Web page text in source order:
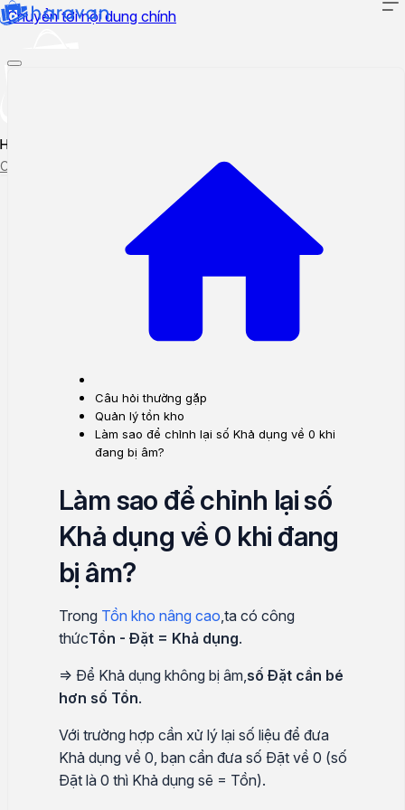
Chuyển tới nội dung chính
Hướng dẫn sử dụng
Cập nhật tính năng mới
Theo dõi ticket
Câu hỏi thường gặp
Quản lý tồn kho
Làm sao để chỉnh lại số Khả dụng về 0 khi
đang bị âm?
Làm sao để chỉnh lại số
Khả dụng về 0 khi đang
bị âm?
Trong Tồn kho nâng cao,ta có công
thứcTồn - Đặt = Khả dụng.
=> Để Khả dụng không bị âm,số Đặt cần bé
hơn số Tồn.
Với trường hợp cần xử lý lại số liệu để đưa
Khả dụng về 0, bạn cần đưa số Đặt về 0 (số
Đặt là 0 thì Khả dụng sẽ = Tồn).